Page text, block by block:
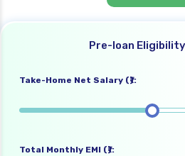
Pre-loan
Take-Home Net Salary (₹):
Total Monthly EMI (₹):